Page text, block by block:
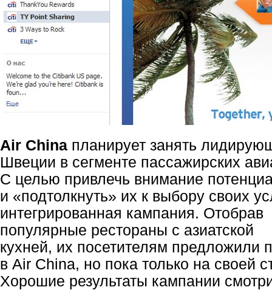
Air China планирует занять
Швеции в сегменте пассажирских
С целью привлечь внимание
и «подтолкнуть» их к выбору своих
интегрированная кампания. Отобрав
популярные рестораны с азиатской
кухней, их посетителям предложили
в Air China, но пока только на своей
Хорошие результаты кампании